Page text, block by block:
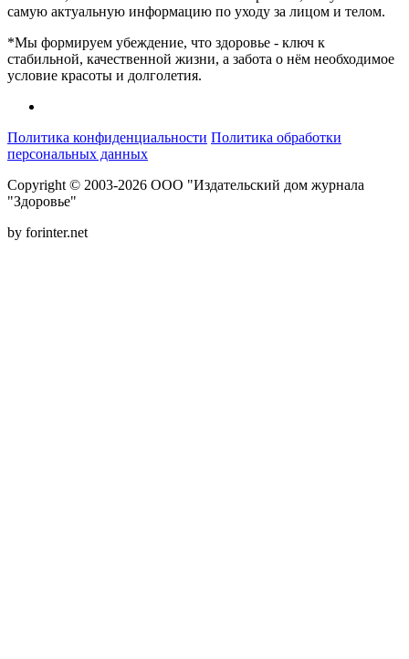
самую актуальную информацию по уходу за лицом и телом.
*Мы формируем убеждение, что здоровье - ключ к
стабильной, качественной жизни, а забота о нём необходимое
условие красоты и долголетия.
Политика конфиденциальности Политика обработки
персональных данных
Copyright © 2003-2026 ООО "Издательский дом журнала
"Здоровье"
by forinter.net